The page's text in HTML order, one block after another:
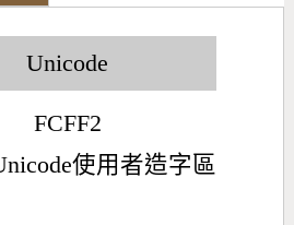
Unicode
FCFF2
使用者造字區